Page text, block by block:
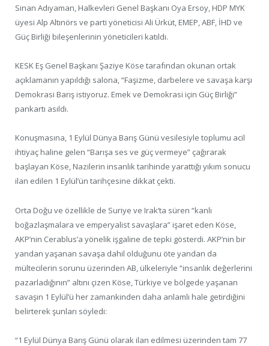
Sinan Adıyaman, Halkevleri Genel Başkanı Oya Ersoy, HDP MYK
üyesi Alp Altınörs ve parti yöneticisi Ali Ürküt, EMEP, ABF, İHD ve
Güç Birliği bileşenlerinin yöneticileri katıldı.
KESK Eş Genel Başkanı Şaziye Köse tarafından okunan ortak
açıklamanın yapıldığı salona, “Faşizme, darbelere ve savaşa karşı
Demokrasi Barış istiyoruz. Emek ve Demokrasi için Güç Birliği”
pankartı asıldı.
Konuşmasına, 1 Eylül Dünya Barış Günü vesilesiyle toplumu acil
ihtiyaç haline gelen “Barışa ses ve güç vermeye” çağırarak
başlayan Köse, Nazilerin insanlık tarihinde yarattığı yıkım sonucu
ilan edilen 1 Eylül’ün tarihçesine dikkat çekti.
Orta Doğu ve özellikle de Suriye ve Irak’ta süren “kanlı
boğazlaşmalara ve emperyalist savaşlara” işaret eden Köse,
AKP’nin Cerablus’a yönelik işgaline de tepki gösterdi. AKP’nin bir
yandan yaşanan savaşa dahil olduğunu öte yandan da
mültecilerin sorunu üzerinden AB, ülkeleriyle “insanlık değerlerini
pazarladığının” altını çizen Köse, Türkiye ve bölgede yaşanan
savaşın 1 Eylül’ü her zamankinden daha anlamlı hale getirdiğini
belirterek şunları söyledi:
“1 Eylül Dünya Barış Günü olarak ilan edilmesi üzerinden tam 77